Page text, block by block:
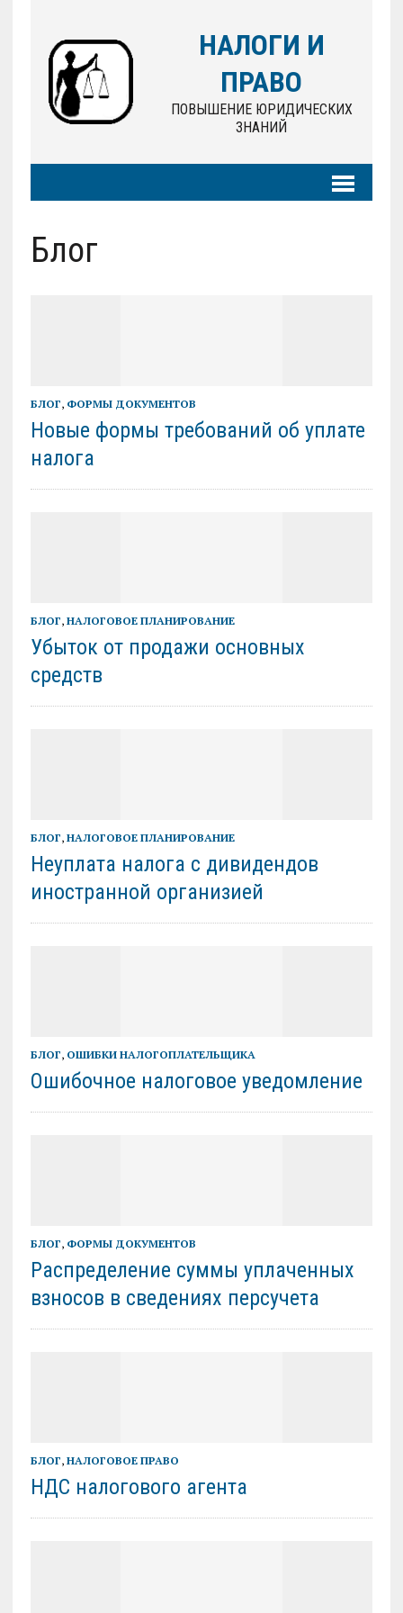
НАЛОГИ И
ПРАВО
ПОВЫШЕНИЕ ЮРИДИЧЕСКИХ
ЗНАНИЙ
Блог
БЛОГ, ФОРМЫ ДОКУМЕНТОВ
Новые формы требований об уплате
налога
БЛОГ, НАЛОГОВОЕ ПЛАНИРОВАНИЕ
Убыток от продажи основных
средств
БЛОГ, НАЛОГОВОЕ ПЛАНИРОВАНИЕ
Неуплата налога с дивидендов
иностранной организией
БЛОГ, ОШИБКИ НАЛОГОПЛАТЕЛЬЩИКА
Ошибочное налоговое уведомление
БЛОГ, ФОРМЫ ДОКУМЕНТОВ
Распределение суммы уплаченных
взносов в сведениях персучета
БЛОГ, НАЛОГОВОЕ ПРАВО
НДС налогового агента